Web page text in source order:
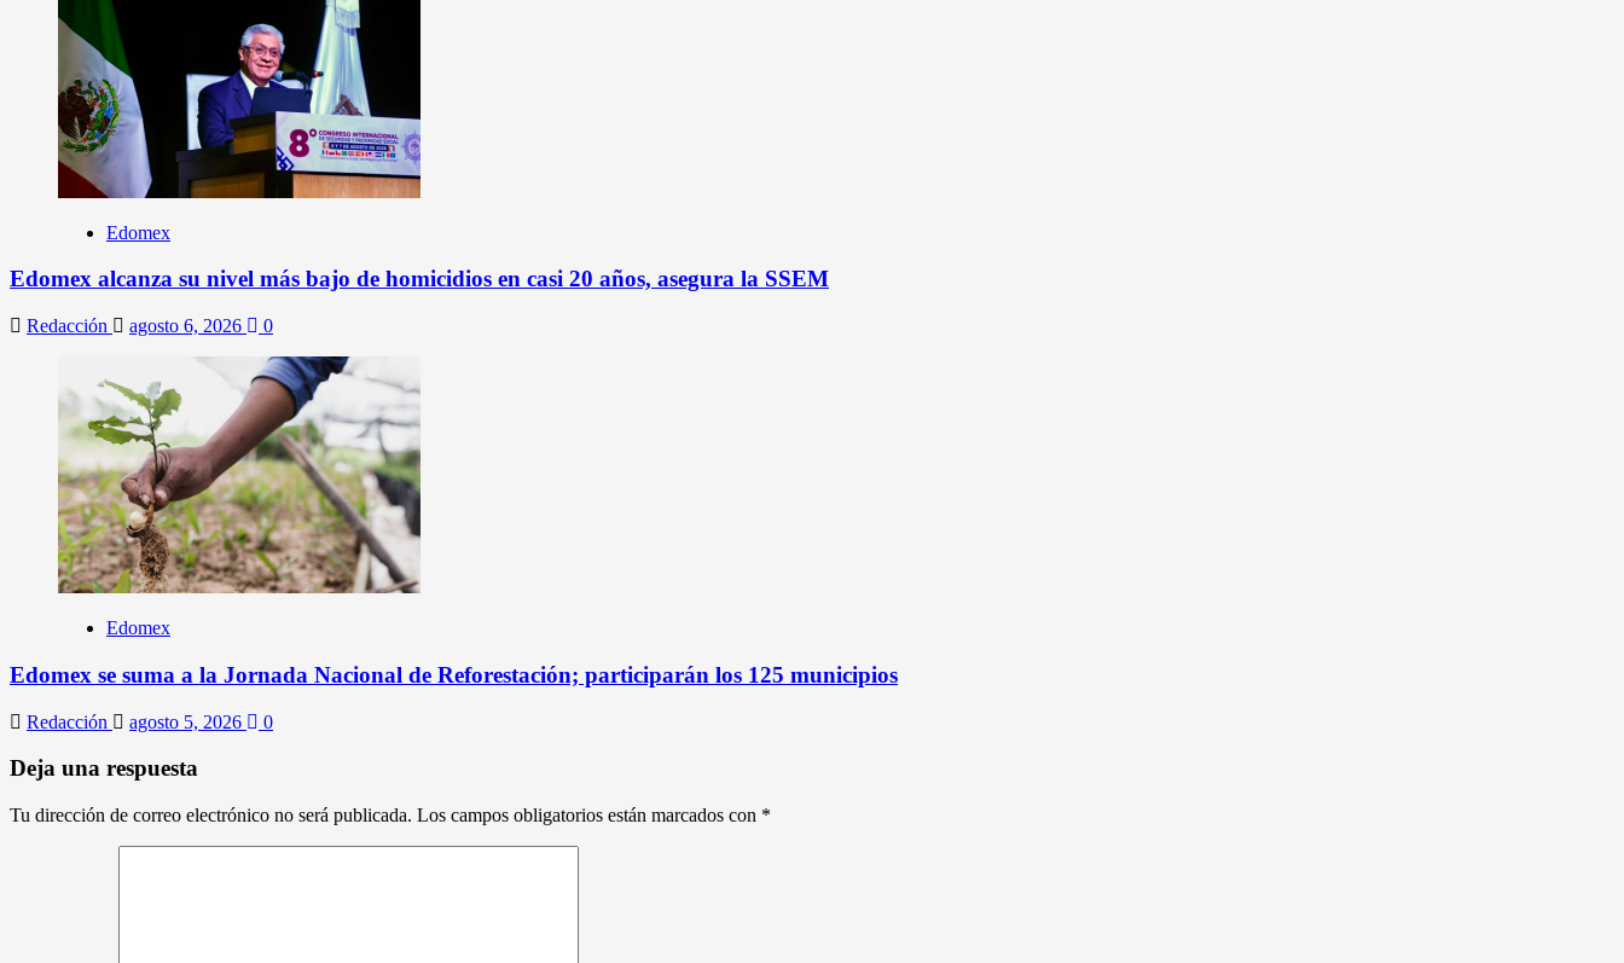
Edomex
Edomex alcanza su nivel más bajo de homicidios en casi 20 años, asegura la SSEM
Redacción agosto 6, 2026 0
Edomex
Edomex se suma a la Jornada Nacional de Reforestación; participarán los 125 municipios
Redacción agosto 5, 2026 0
Deja una respuesta
Tu dirección de correo electrónico no será publicada. Los campos obligatorios están marcados con *